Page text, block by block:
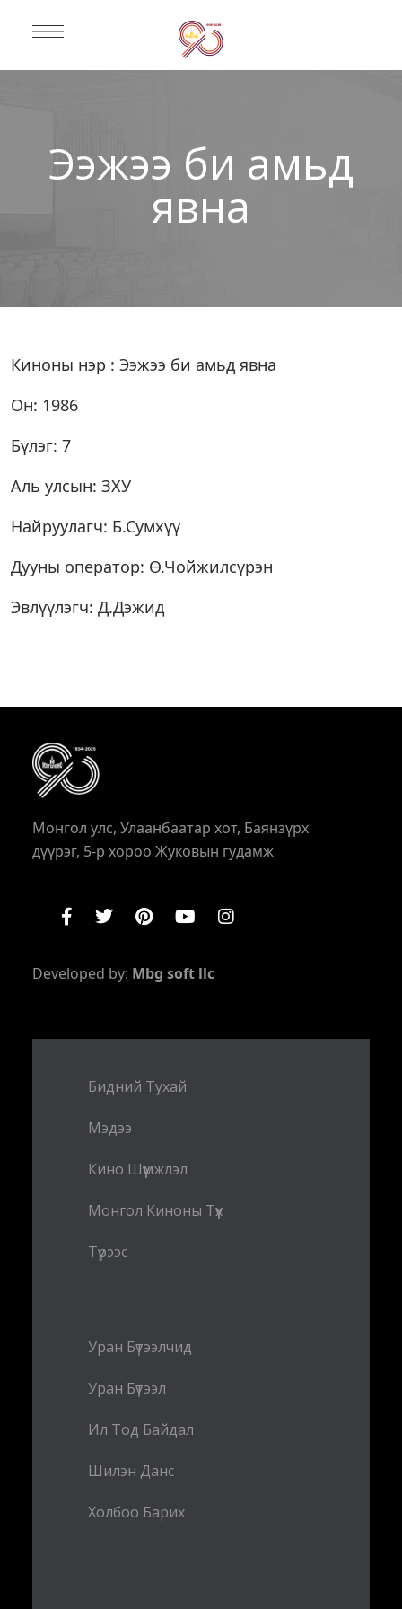
Ээжээ би амьд
явна
Киноны нэр : Ээжээ би амьд явна
Он: 1986
Бүлэг: 7
Аль улсын: ЗХУ
Найруулагч: Б.Сумхүү
Дууны оператор: Ө.Чойжилсүрэн
Эвлүүлэгч: Д.Дэжид
Монгол улс, Улаанбаатар хот, Баянзүрх
дүүрэг, 5-р хороо Жуковын гудамж
Developed by: Mbg soft llc
Бидний Тухай
Мэдээ
Кино Шүүмжлэл
Монгол Киноны Түүх
Түрээс
Уран Бүтээлчид
Уран Бүтээл
Ил Тод Байдал
Шилэн Данс
Холбоо Барих